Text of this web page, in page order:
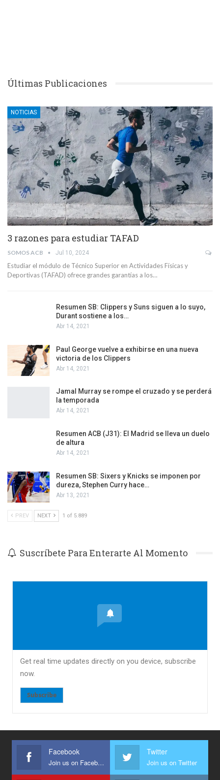
Últimas Publicaciones
NOTICIAS
3 razones para estudiar TAFAD
SOMOS ACB Jul 10, 2024
Estudiar el módulo de Técnico Superior en Actividades Físicas y
Deportivas (TAFAD) ofrece grandes garantías a los…
Resumen SB: Clippers y Suns siguen a lo suyo,
Durant sostiene a los…
Abr 14, 2021
Paul George vuelve a exhibirse en una nueva
victoria de los Clippers
Abr 14, 2021
Jamal Murray se rompe el cruzado y se perderá
la temporada
Abr 14, 2021
Resumen ACB (J31): El Madrid se lleva un duelo
de altura
Abr 14, 2021
Resumen SB: Sixers y Knicks se imponen por
dureza, Stephen Curry hace…
Abr 13, 2021
PREV NEXT 1 of 5.889
Suscríbete Para Enterarte Al Momento
Get real time updates directly on you device, subscribe
now.
Subscribe
Facebook
Join us on Facebook
Twitter
Join us on Twitter